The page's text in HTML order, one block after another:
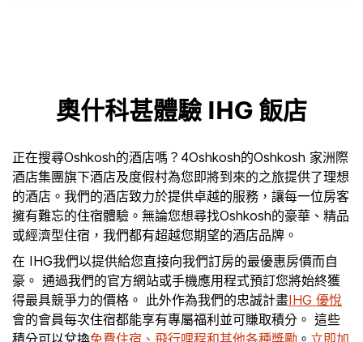
奧什科甚體驗 IHG 飯店
正在搜尋Oshkosh的酒店嗎？4Oshkosh的Oshkosh 家洲際
酒店集團旗下酒店及度假村為您即將到來的之旅提供了理想
的酒店。我們的酒店致力於提供卓越的服務，讓每一位房客
擁有難忘的住宿體驗。無論您想尋找Oshkosh的豪華、精品
或經濟型住宿，我們都有超越您期望的酒店品牌。
在 IHG我們以提供給您直接向我們訂房的最優惠房價而自
豪。 通過我們的官方網站或手機應用程式預訂您將始終獲
得最具競爭力的價格。 此外作為我們的忠誠計畫IHG 優悅
會的會員每次住宿都能享有專屬福利並可賺取積分。 這些
積分可以兌換免費住宿、飛行哩程和其他各種獎勵 。 立即加